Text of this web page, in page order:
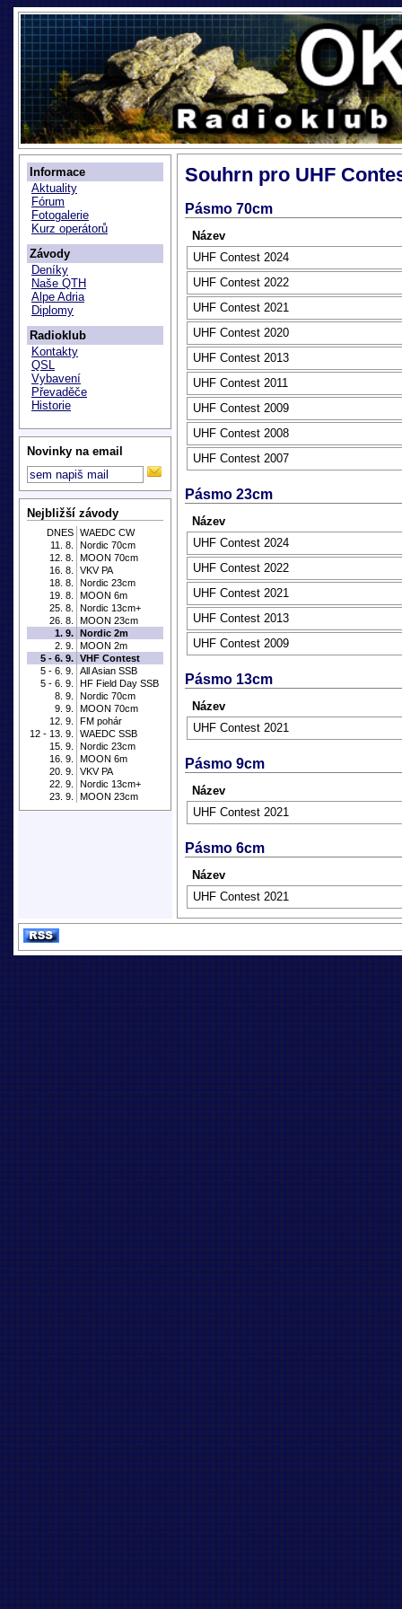
Informace
Aktuality
Fórum
Fotogalerie
Kurz operátorů
Závody
Deníky
Naše QTH
Alpe Adria
Diplomy
Radioklub
Kontakty
QSL
Vybavení
Převaděče
Historie
Novinky na email
Nejbližší závody
DNES WAEDC CW
11. 8.
Nordic 70cm
12. 8.
MOON 70cm
16. 8.
VKV PA
18. 8.
Nordic 23cm
19. 8.
MOON 6m
25. 8.
Nordic 13cm+
26. 8.
MOON 23cm
1. 9. Nordic 2m
2. 9.
MOON 2m
5 - 6. 9. VHF Contest
5 - 6. 9.
All Asian SSB
5 - 6. 9.
HF Field Day SSB
8. 9.
Nordic 70cm
9. 9.
MOON 70cm
12. 9.
FM pohár
12 - 13. 9.
WAEDC SSB
15. 9.
Nordic 23cm
16. 9.
MOON 6m
20. 9.
VKV PA
22. 9.
Nordic 13cm+
23. 9.
MOON 23cm
Souhrn pro UHF
Pásmo 70cm
Název
UHF Contest 2024
UHF Contest 2022
UHF Contest 2021
UHF Contest 2020
UHF Contest 2013
UHF Contest 2011
UHF Contest 2009
UHF Contest 2008
UHF Contest 2007
Pásmo 23cm
Název
UHF Contest 2024
UHF Contest 2022
UHF Contest 2021
UHF Contest 2013
UHF Contest 2009
Pásmo 13cm
Název
UHF Contest 2021
Pásmo 9cm
Název
UHF Contest 2021
Pásmo 6cm
Název
UHF Contest 2021